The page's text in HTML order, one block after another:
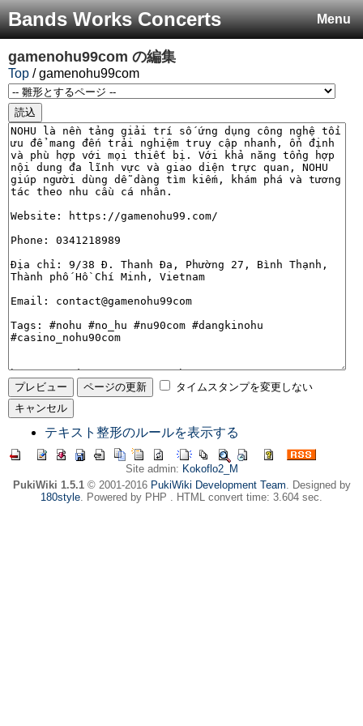
Menu
Bands Works Concerts
gamenohu99com の編集
Top / gamenohu99com
タイムスタンプを変更しない
テキスト整形のルールを表示する
Site admin: Kokoflo2_M
PukiWiki 1.5.1© 2001-2016 PukiWiki Development Team. Designed by
180style. Powered by PHP . HTML convert time: 3.604 sec.